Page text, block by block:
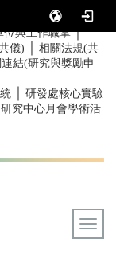
位與工作職掌｜
儀)
相關法規(共
結(研究與獎勵申
研發處核心實驗
研究中心月會學術活